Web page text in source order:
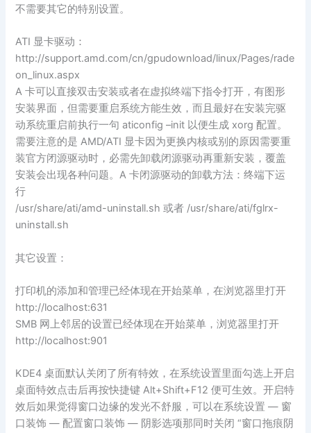
不需要其它的特别设置。
ATI 显卡驱动：
http://support.amd.com/cn/gpudownload/linux/Pages/rade
on_linux.aspx
A 卡可以直接双击安装或者在虚拟终端下指令打开，有图形
安装界面，但需要重启系统方能生效，而且最好在安装完驱
动系统重启前执行一句 aticonfig –init 以便生成 xorg 配置。
需要注意的是 AMD/ATI 显卡因为更换内核或别的原因需要重
装官方闭源驱动时，必需先卸载闭源驱动再重新安装，覆盖
安装会出现各种问题。A 卡闭源驱动的卸载方法：终端下运
行
/usr/share/ati/amd-uninstall.sh 或者 /usr/share/ati/fglrx-
uninstall.sh
其它设置：
打印机的添加和管理已经体现在开始菜单，在浏览器里打开
http://localhost:631
SMB 网上邻居的设置已经体现在开始菜单，浏览器里打开
http://localhost:901
KDE4 桌面默认关闭了所有特效，在系统设置里面勾选上开启
桌面特效点击后再按快捷键 Alt+Shift+F12 便可生效。开启特
效后如果觉得窗口边缘的发光不舒服，可以在系统设置 — 窗
口装饰 — 配置窗口装饰 — 阴影选项那同时关闭 “窗口拖痕阴